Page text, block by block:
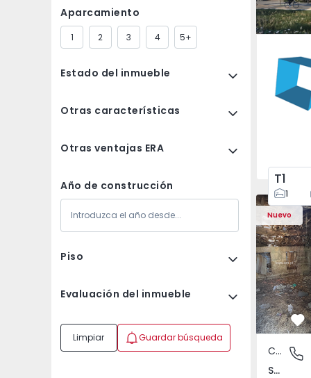
Aparcamiento
1 2 3 4 5+
Estado del inmueble
Otras características
Otras ventajas ERA
Año de construcción
Piso
Evaluación del inmueble
Limpiar Guardar búsqueda
Águas
T1
1
Nuevo
Casa Vila
São
Casa de Campo
São Tomé do Castelo e Justes, Vila Real